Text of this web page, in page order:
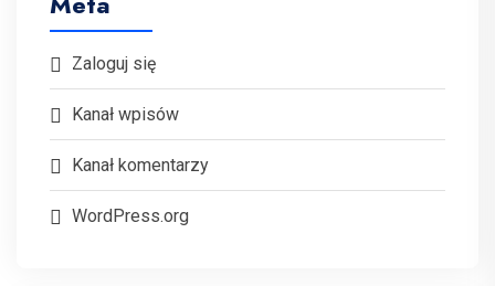
Zaloguj się
Kanał wpisów
Kanał komentarzy
WordPress.org